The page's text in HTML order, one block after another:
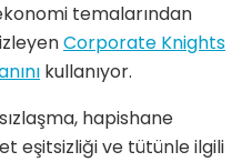
temalarından
Corporate Knights
kullanıyor.
hapishane
eşitsizliği ve tütünle ilgili